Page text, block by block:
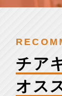
チア
オス